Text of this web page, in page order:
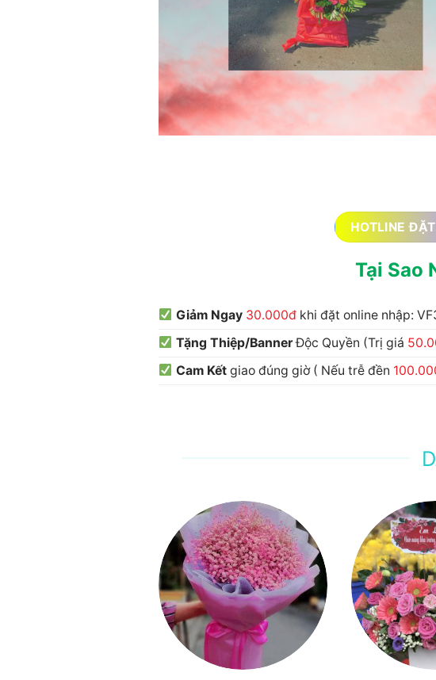
HOTLINE
Tại Sao
Giảm Ngay 30.000đkhi đặt online nhập:
Tặng Thiệp/BannerĐộc Quyền (Trị giá
Cam Kếtgiao đúng giờ ( Nếu trễ đền